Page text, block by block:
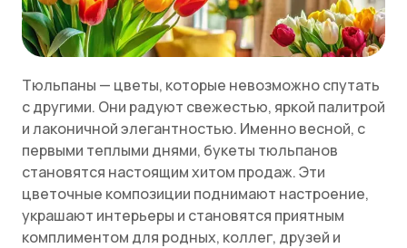
Тюльпаны — цветы, которые невозможно спутать
с другими. Они радуют свежестью, яркой палитрой
и лаконичной элегантностью. Именно весной, с
первыми теплыми днями, букеты тюльпанов
становятся настоящим хитом продаж. Эти
цветочные композиции поднимают настроение,
украшают интерьеры и становятся приятным
комплиментом для родных, коллег, друзей и